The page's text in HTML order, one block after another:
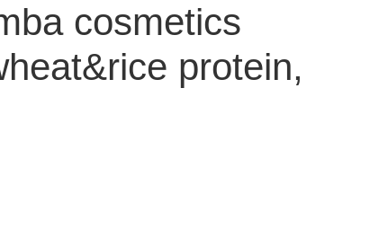
cosmetics
protein,